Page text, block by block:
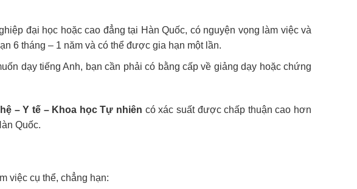
đại học hoặc cao đẳng tại Hàn Quốc, có nguyện vọng làm việc và
6 tháng – 1 năm và có thể được gia hạn một lần.
dạy tiếng Anh, bạn cần phải có bằng cấp về giảng dạy hoặc chứng
– Y tế – Khoa học Tự nhiên có xác suất được chấp thuận cao hơn
Quốc.
việc cụ thể, chẳng hạn: